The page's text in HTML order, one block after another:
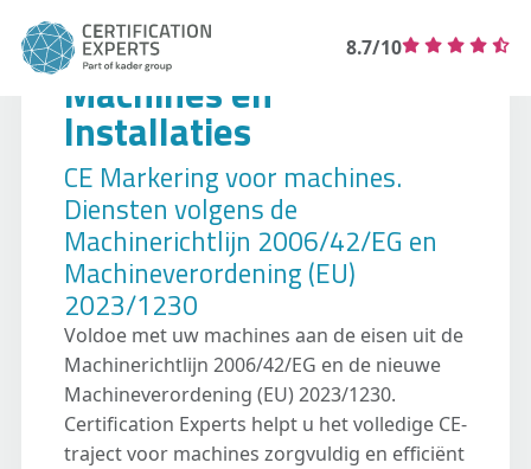
8.7/10
Machines en
Installaties
CE Markering voor machines.
Diensten volgens de
Machinerichtlijn 2006/42/EG en
Machineverordening (EU)
2023/1230
Voldoe met uw machines aan de eisen uit de
Machinerichtlijn 2006/42/EG en de nieuwe
Machineverordening (EU) 2023/1230.
Certification Experts helpt u het volledige CE-
traject voor machines zorgvuldig en efficiënt